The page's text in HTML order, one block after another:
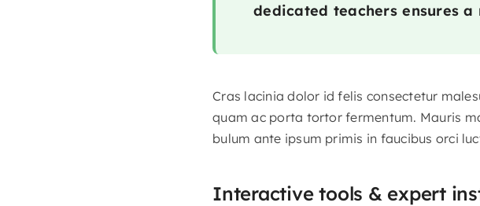
dedicated teachers ensures
Cras lacinia dolor id felis consectetur
quam ac porta tortor fermentum. Mauris
bulum ante ipsum primis in faucibus orci
Interactive tools & expert